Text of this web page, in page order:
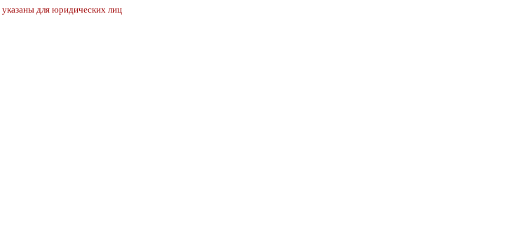
для юридических лиц